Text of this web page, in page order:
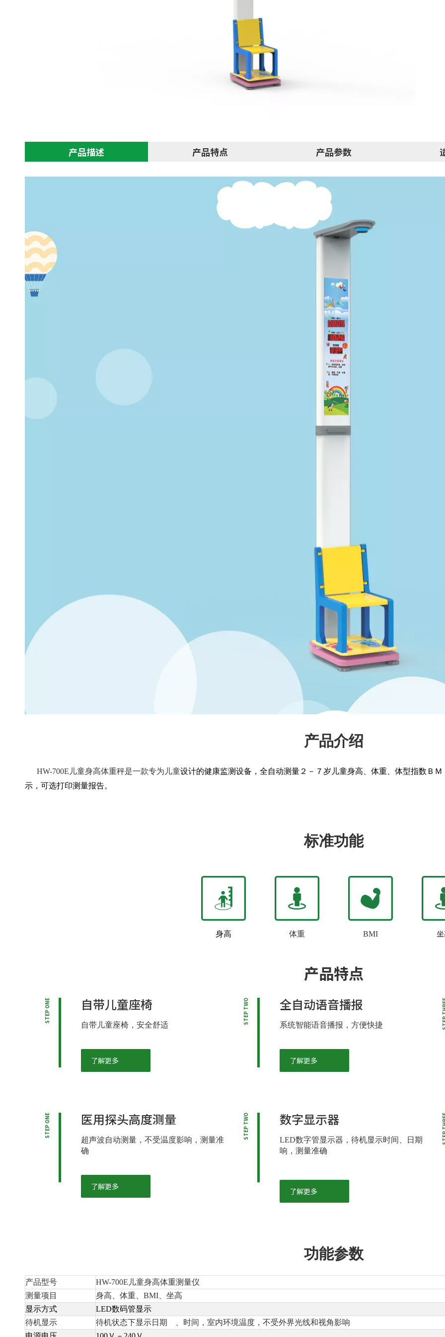
产品描述 产品特点 产品参数
产品介绍
HW-700E儿童身高体重秤是一款专为儿童设计的健康监测设备，全自动测量２－７岁儿童身高、体重、体型指数Ｂ
示，可选打印测量报告。
标准功能
身高 体重 BMI
产品特点
STEP ONE 自带儿童座椅
自带儿童座椅，安全舒适
了解更多
STEP TWO 全自动语音播报
系统智能语音播报，方便快捷
了解更多
STEP ONE 医用探头高度测量
超声波自动测量，不受温度影响，测量准
确
了解更多
STEP TWO 数字显示器
LED数字管显示器，待机显示时间、日期
响，测量准确
了解更多
功能参数
产品型号
HW-700E儿童身高体重测量仪
测量项目
身高、体重、BMI、坐高
显示方式
LED数码管显示
待机显示
待机状态下显示日期 、时间，室内环境温度，不受外界光线和视角影响